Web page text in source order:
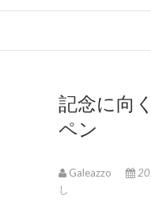
記念に向
ペン
Galeazzo
し